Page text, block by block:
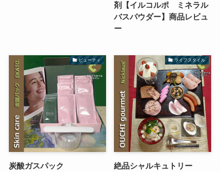
剤【イルコルポ ミネラル
バスパウダー】商品レビュ
ー
ビューティ
炭酸ガスパック
ライフスタイル
絶品シャルキュトリー